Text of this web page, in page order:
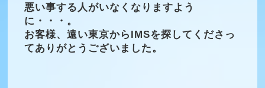
悪い事する人がいなくなりますよう
に・・・。
お客様、遠い東京からIMSを探してくださっ
てありがとうございました。